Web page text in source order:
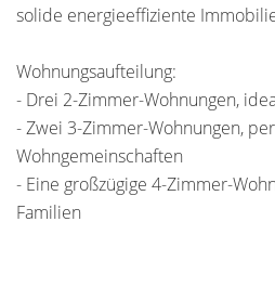
solide energieeffiziente
Wohnungsaufteilung:
- Drei 2-Zimmer-Wohnungen,
- Zwei 3-Zimmer-Wohnungen,
Wohngemeinschaften
- Eine großzügige 4-Zimmer-
Familien